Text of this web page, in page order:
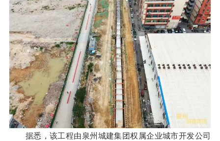
据悉，该工程由泉州城建集团权属企业城市开发公司